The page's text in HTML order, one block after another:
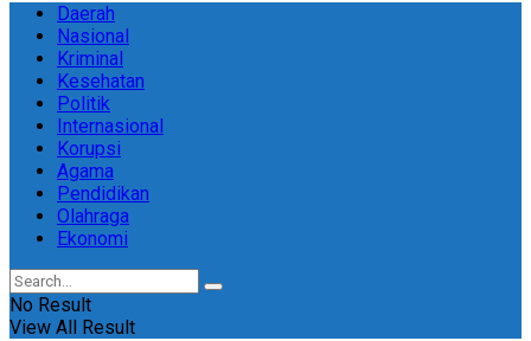
Daerah
Nasional
Kriminal
Kesehatan
Politik
Internasional
Korupsi
Agama
Pendidikan
Olahraga
Ekonomi
No Result
View All Result